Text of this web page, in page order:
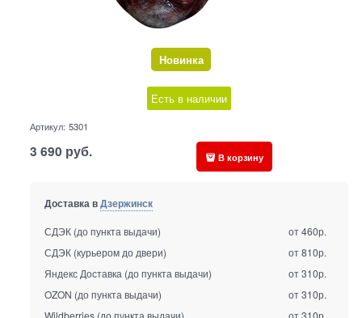
Новинка
Есть в наличии
Артикул: 5301
3 690 руб. В корзину
Доставка вДзержинск
СДЭК (до пункта выдачи)
от 460р.
СДЭК (курьером до двери)
от 810р.
Яндекс Доставка (до пункта выдачи)
от 310р.
OZON (до пункта выдачи)
от 310р.